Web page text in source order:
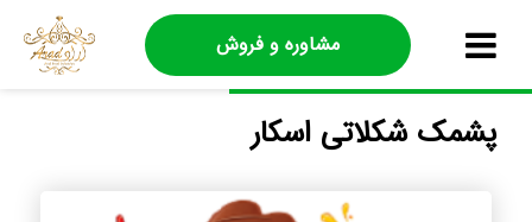
مشاوره و فروش
پشمک شکلاتی اسکار